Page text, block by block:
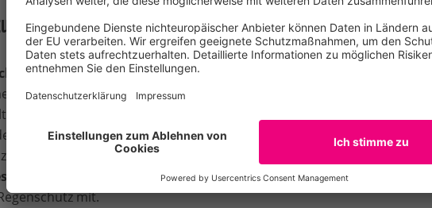
ist alles!
Wald soll es gehen?Über diesen solltest du dich vorher genau
Wäldern gelten andere Verhaltensregeln – zum Beispiel, wenn es
schau denWetterberichtan! Ein paar Regentropfen schaden nicht,
Beispiel solltest du deinen Ausflug verschieben.
Schuhwerk
und für das angesagte Wetter die richtige Kleidung
mit.